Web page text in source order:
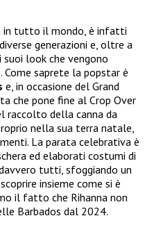
in tutto il mondo, è infatti
generazioni e, oltre a
suoi look che vengono
Come saprete la popstar è
e, in occasione del Grand
che pone fine al Crop Over
raccolto della canna da
nella sua terra natale,
La parata celebrativa è
ed elaborati costumi di
tutti, sfoggiando un
insieme come si è
il fatto che Rihanna non
Barbados dal 2024.